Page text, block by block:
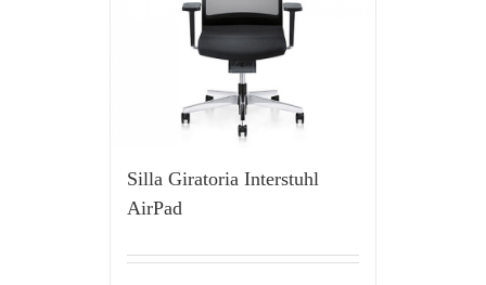
Silla Giratoria Interstuhl
AirPad